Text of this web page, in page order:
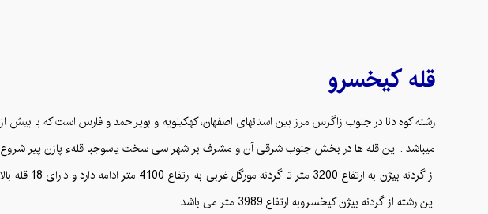
قلهکیخسرو
میباشد . این قله ها در بخش جنوب شرقی آن و مشرف بر شهر سی سخت یاسوجبا قلهء پازن پیر شروع
این رشته از گردنه بیژن کیخسروبه ارتفاع 3989 متر می باشد.